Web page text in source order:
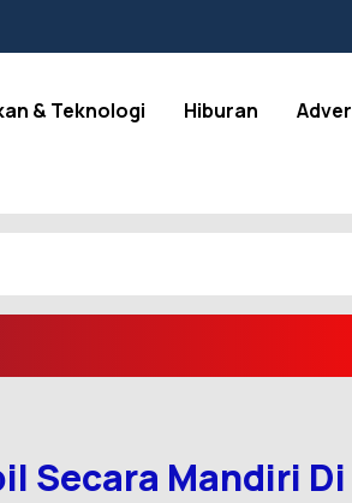
& Teknologi Hiburan
Secara Mandiri Di